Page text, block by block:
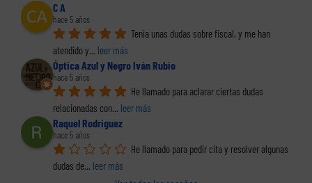
C A
hace 5 años
Tenia unas dudas sobre fiscal, y me han
atendido y... leer más
Óptica Azul y Negro Iván Rubio
hace 5 años
He llamado para aclarar ciertas dudas
relacionadas con... leer más
Raquel Rodriguez
hace 5 años
He llamado para pedir cita y resolver algunas
dudas de... leer más